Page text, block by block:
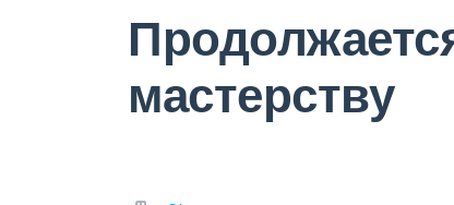
мастерству